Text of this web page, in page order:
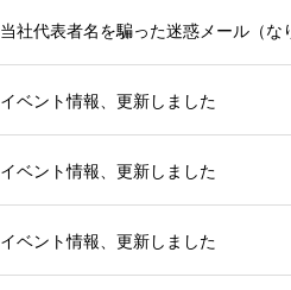
当社代表者名を騙った迷惑メール（
イベント情報、更新しました
イベント情報、更新しました
イベント情報、更新しました